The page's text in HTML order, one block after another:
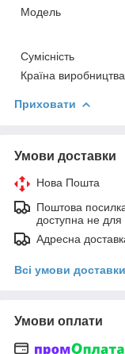
Мoдель
Сумісність
Країна виробництва
Приховати
Умови доставки
Нова Пошта
Поштова
доступна не для
Адресна
Всі умови доставки
Умови оплати